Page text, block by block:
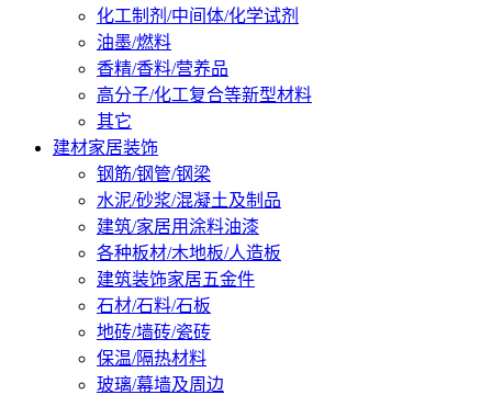
化工制剂/中间体/化学试剂
油墨/燃料
香精/香料/营养品
高分子/化工复合等新型材料
其它
建材家居装饰
钢筋/钢管/钢梁
水泥/砂浆/混凝土及制品
建筑/家居用涂料油漆
各种板材/木地板/人造板
建筑装饰家居五金件
石材/石料/石板
地砖/墙砖/瓷砖
保温/隔热材料
玻璃/幕墙及周边